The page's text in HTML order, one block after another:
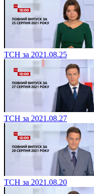
ТСН за 2021.08.25
ТСН за 2021.08.27
ТСН за 2021.08.20